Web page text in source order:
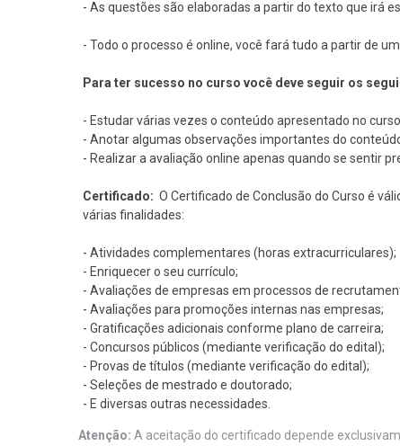
- As questões são elaboradas a partir do texto que irá
- Todo o processo é online, você fará tudo a partir de
Para ter sucesso no curso você deve seguir os
- Estudar várias vezes o conteúdo apresentado no
- Anotar algumas observações importantes do
- Realizar a avaliação online apenas quando se sentir
Certificado: O Certificado de Conclusão do Curso é
várias finalidades:
- Atividades complementares (horas extracurriculares);
- Enriquecer o seu currículo;
- Avaliações de empresas em processos de
- Avaliações para promoções internas nas empresas;
- Gratificações adicionais conforme plano de carreira;
- Concursos públicos (mediante verificação do edital);
- Provas de títulos (mediante verificação do edital);
- Seleções de mestrado e doutorado;
- E diversas outras necessidades.
Atenção: A aceitação do certificado depende